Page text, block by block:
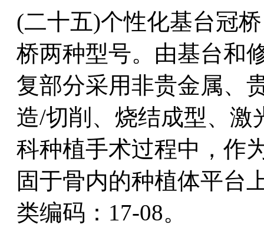
(二十五)个性化基台冠
桥两种型号。由基台和
复部分采用非贵金属、
造/切削、烧结成型、激
科种植手术过程中，作
固于骨内的种植体平台
类编码：17-08。